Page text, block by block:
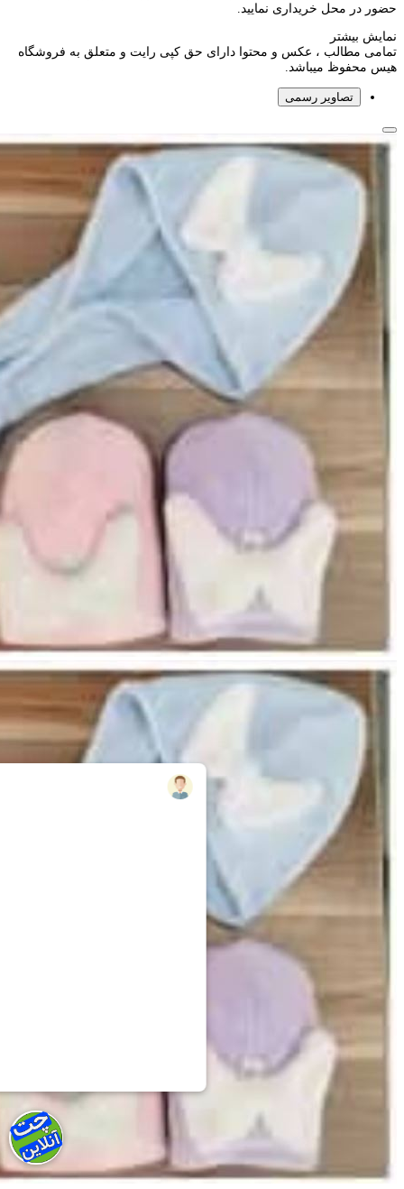
حضور در محل خریداری نمایید.
نمایش بیشتر
تمامی مطالب ، عکس و محتوا دارای حق کپی رایت و متعلق به فروشگاه
هیس محفوظ میباشد.
تصاویر رسمی